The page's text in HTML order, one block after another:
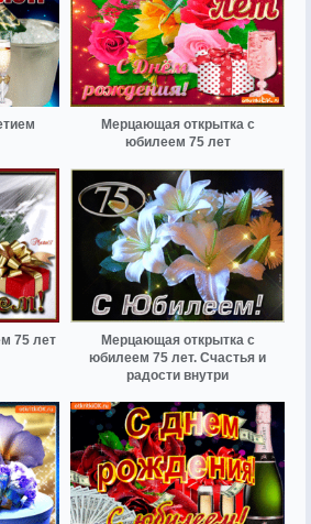
Мерцающая открытка с
юбилеем 75 лет
75 лет
Мерцающая открытка с
юбилеем 75 лет. Счастья и
радости внутри